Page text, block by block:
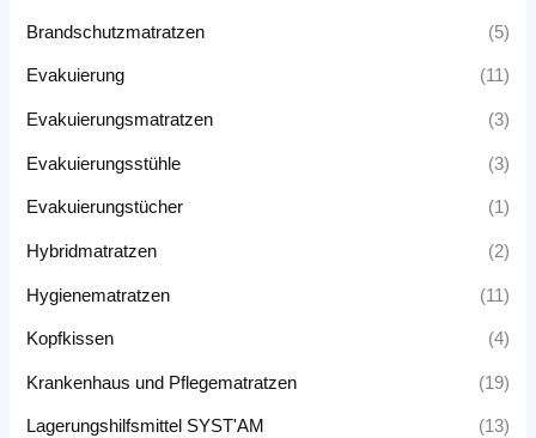
s
Brandschutzmatratzen (5)
Evakuierung (11)
Evakuierungsmatratzen (3)
Evakuierungsstühle (3)
Evakuierungstücher (1)
Hybridmatratzen (2)
Hygienematratzen (11)
Kopfkissen (4)
Krankenhaus und Pflegematratzen (19)
Lagerungshilfsmittel SYST'AM (13)